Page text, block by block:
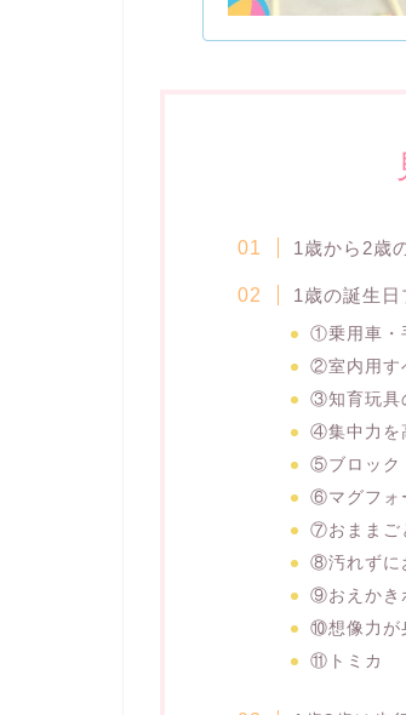
1歳から2歳
1歳の誕生
①乗用車・
②室内用す
③知育玩具
④集中力を
⑤ブロック
⑥マグフォ
⑦おままご
⑧汚れずに
⑨おえかき
⑩想像力が
⑪トミカ